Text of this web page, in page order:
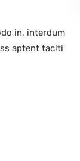
in, interdum
aptent taciti